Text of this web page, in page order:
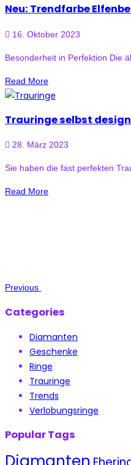
Neu: Trendfarbe
16. Oktober 2023
Besonderheit in Perfektion Die
Read More
Trauringe selbst
28. März 2023
Sie haben die fast perfekten
Read More
Previous
Categories
Diamanten
Geschenke
Ringe
Trauringe
Trends
Verlobungsringe
Popular Tags